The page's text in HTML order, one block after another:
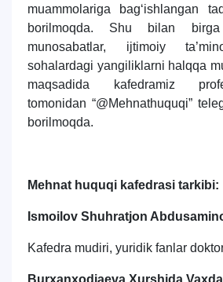
muammolariga bag‘ishlangan
borilmoqda. Shu bilan
munosabatlar, ijtimoiy
sohalardagi yangiliklarni halqqa
maqsadida kafedramiz
tomonidan “@Mehnathuquqi”
borilmoqda.
Mehnat huquqi kаfеdrаsi tаrkibi:
Ismoilov Shuhratjon
Kafedra mudiri, yuridik fanlar
Burxanxodjaeva Xurshida